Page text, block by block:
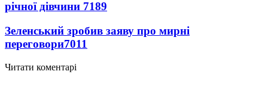
річної дівчини 7189
Зеленський зробив заяву про мирні
переговори7011
Читати коментарі